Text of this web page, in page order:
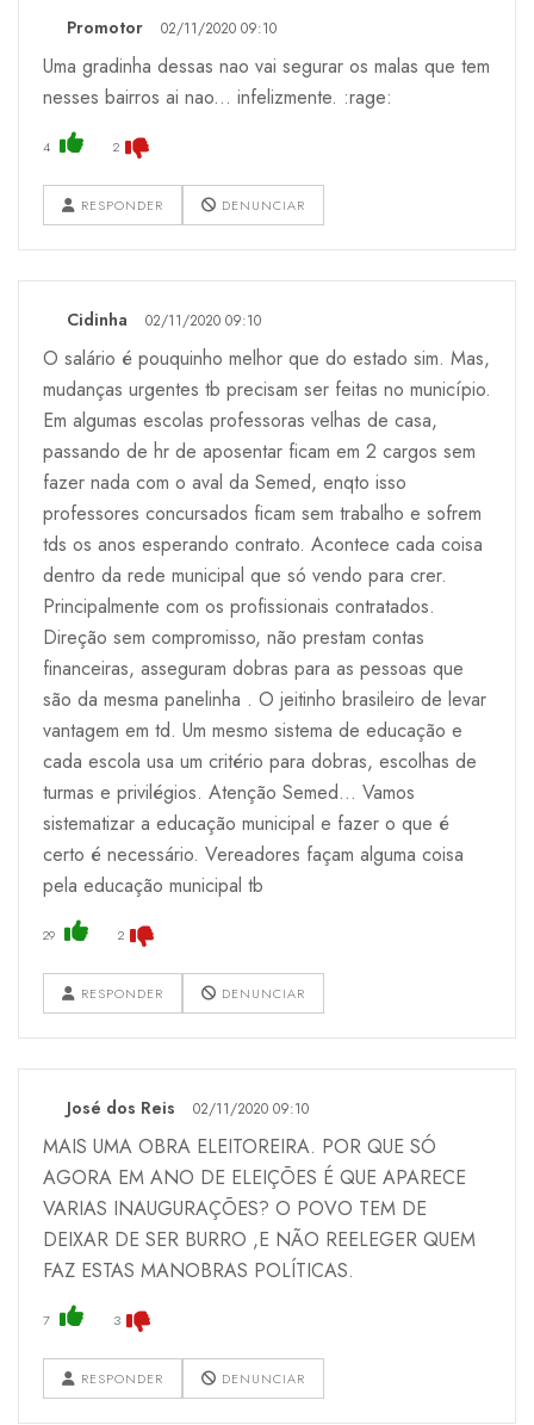
Promotor 02/11/2020 09:10
Uma gradinha dessas nao vai segurar os malas que tem
nesses bairros ai nao... infelizmente. :rage:
4 2
RESPONDER DENUNCIAR
Cidinha 02/11/2020 09:10
O salário é pouquinho melhor que do estado sim. Mas,
mudanças urgentes tb precisam ser feitas no município.
Em algumas escolas professoras velhas de casa,
passando de hr de aposentar ficam em 2 cargos sem
fazer nada com o aval da Semed, enqto isso
professores concursados ficam sem trabalho e sofrem
tds os anos esperando contrato. Acontece cada coisa
dentro da rede municipal que só vendo para crer.
Principalmente com os profissionais contratados.
Direção sem compromisso, não prestam contas
financeiras, asseguram dobras para as pessoas que
são da mesma panelinha . O jeitinho brasileiro de levar
vantagem em td. Um mesmo sistema de educação e
cada escola usa um critério para dobras, escolhas de
turmas e privilégios. Atenção Semed... Vamos
sistematizar a educação municipal e fazer o que é
certo é necessário. Vereadores façam alguma coisa
pela educação municipal tb
29 2
RESPONDER DENUNCIAR
José dos Reis 02/11/2020 09:10
MAIS UMA OBRA ELEITOREIRA. POR QUE SÓ
AGORA EM ANO DE ELEIÇÕES É QUE APARECE
VARIAS INAUGURAÇÕES? O POVO TEM DE
DEIXAR DE SER BURRO ,E NÃO REELEGER QUEM
FAZ ESTAS MANOBRAS POLÍTICAS.
7 3
RESPONDER DENUNCIAR